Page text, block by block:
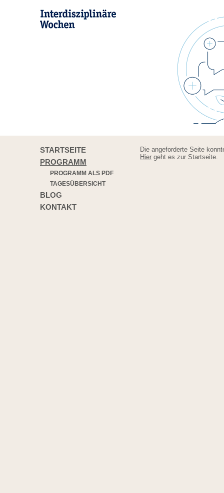
STARTSEITE
PROGRAMM
PROGRAMM ALS PDF
TAGESÜBERSICHT
BLOG
KONTAKT
Die angeforderte Seite
Hier geht es zur Startseite.